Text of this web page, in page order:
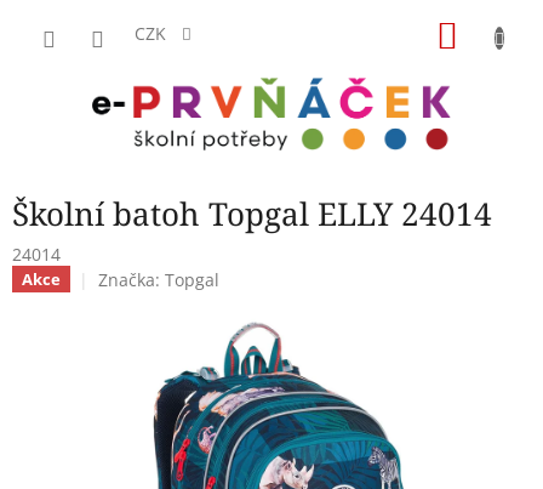
CZK
Školní batoh Topgal ELLY 24014
24014
Akce Značka: Topgal